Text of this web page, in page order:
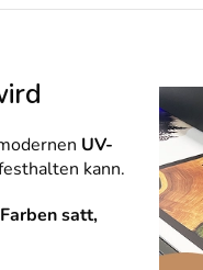
UV-
kann.
Farben satt,